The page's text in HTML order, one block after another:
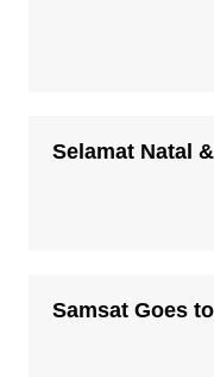
Selamat Natal
Samsat Goes